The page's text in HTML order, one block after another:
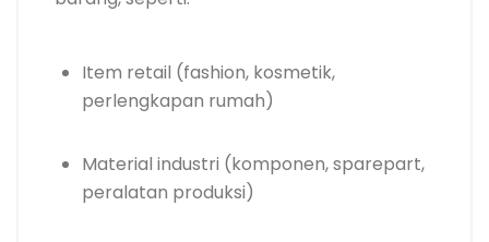
Item retail (fashion, kosmetik,
perlengkapan rumah)
Material industri (komponen, sparepart,
peralatan produksi)